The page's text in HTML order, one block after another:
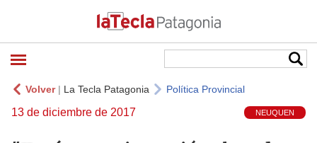
Volver| La Tecla Patagonia Política Provincial
13 de diciembre de 2017 NEUQUEN